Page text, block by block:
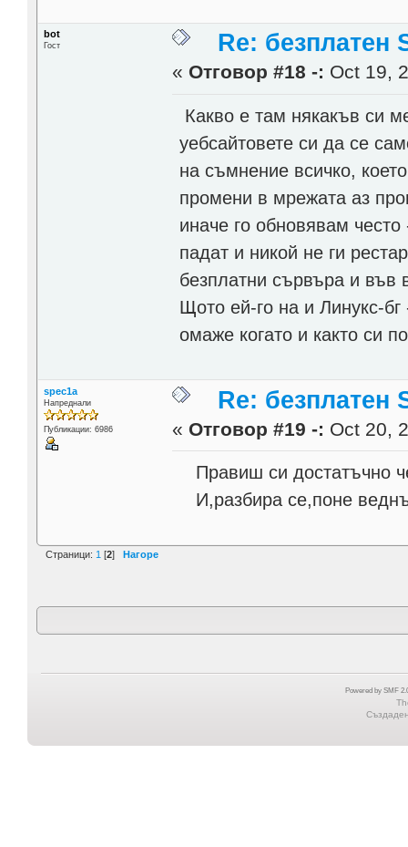
bot
Гост Re: безплатен
« Отговор #18 -: Oct 19,
Какво е там някакъв си
уебсайтовете си да се
на съмнение всичко,
промени в мрежата аз
иначе го обновявам
падат и никой не ги
безплатни сървъра и във
Щото ей-го на и Линукс-
омаже когато и както си
spec1a
Напреднали
Публикации: 6986
Re: безплатен
« Отговор #19 -: Oct 20,
Правиш си достатъчно
И,разбира се,поне
Страници: 1 [2] Нагоре
Powered by SMF